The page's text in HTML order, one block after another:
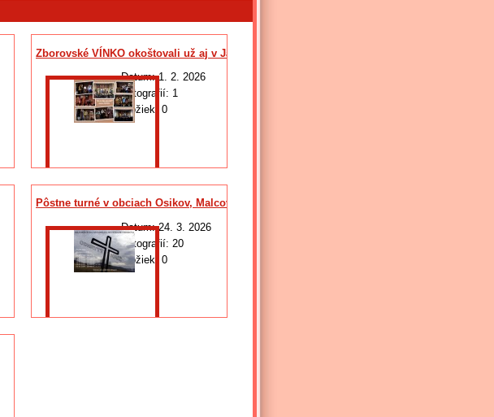
Zborovské VÍNKO okoštovali už aj v Janovciach
Datum:1. 2. 2026
Fotografií: 1
Zložiek: 0
Pôstne turné v obciach Osikov, Malcov, Chmeľová a Zborov
Datum:24. 3. 2026
Fotografií: 20
Zložiek: 0